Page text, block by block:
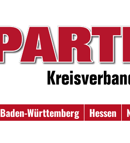
Baden-Württemberg Hessen